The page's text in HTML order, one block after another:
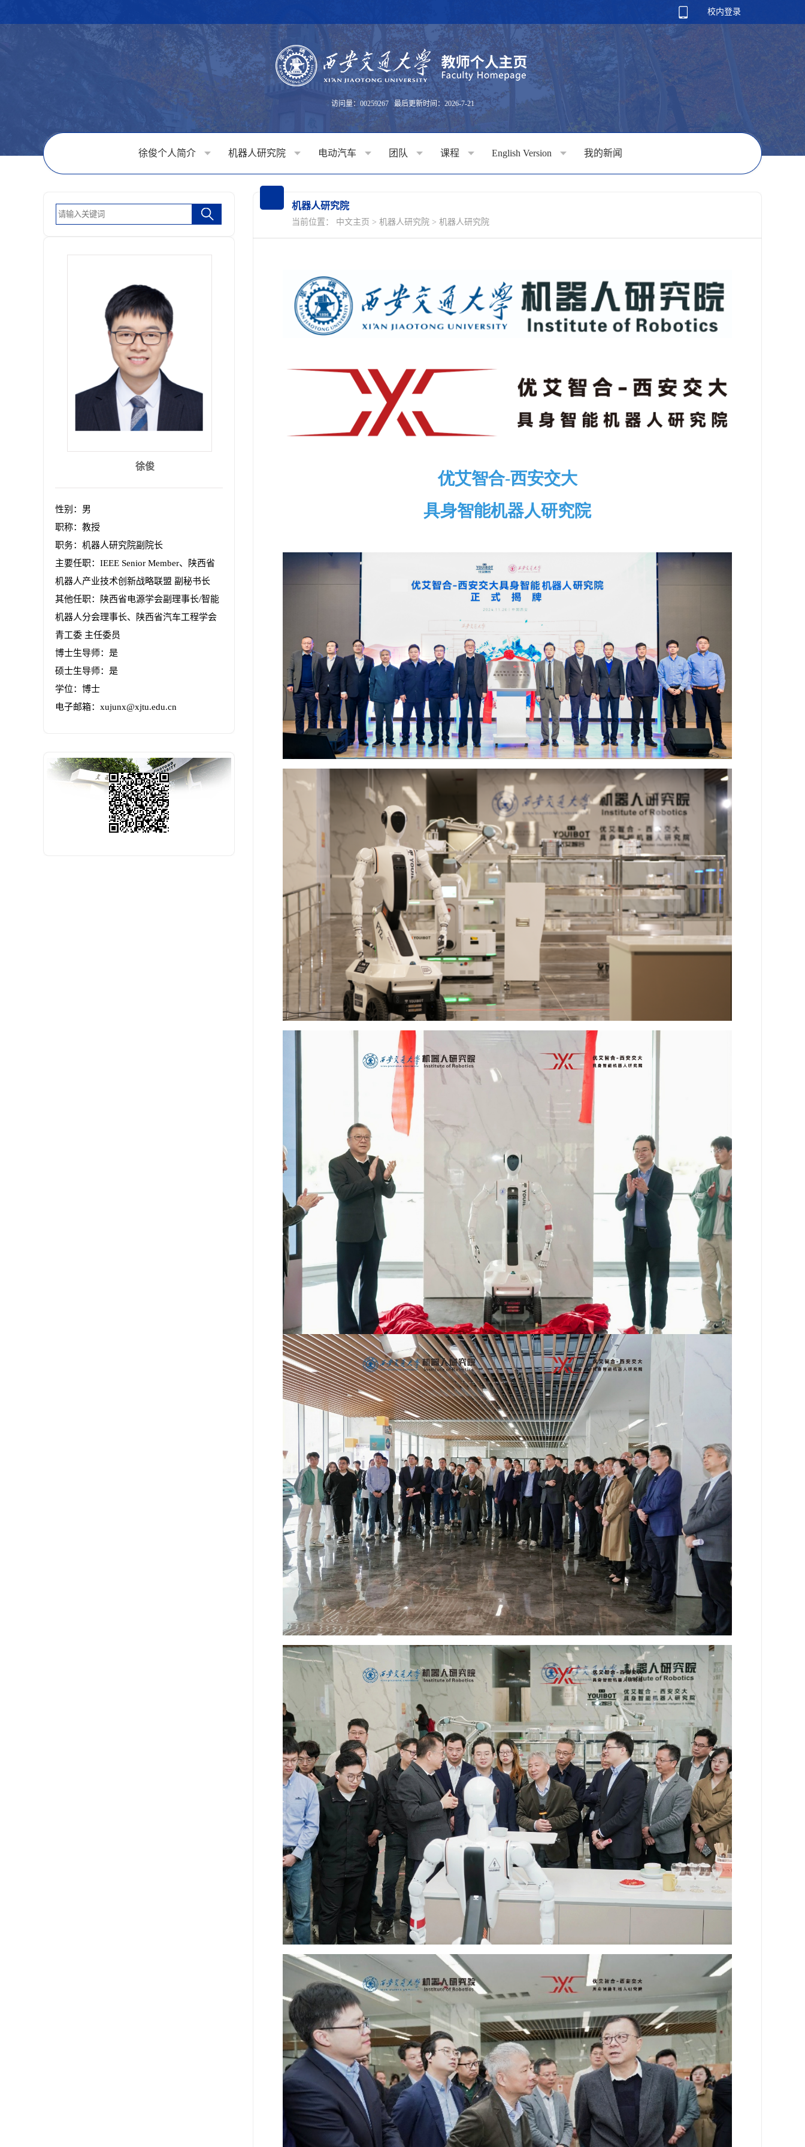
校内登录
访问量：00259267 最后更新时间： 2026-7-21
徐俊个人简介 机器人研究院 电动汽车 团队 课程 English Version 我的新闻
徐俊
性别：男
职称：教授
职务：机器人研究院副院长
主要任职：IEEE Senior Member、陕西省
机器人产业技术创新战略联盟 副秘书长
其他任职：陕西省电源学会副理事长/智能
机器人分会理事长、陕西省汽车工程学会
青工委 主任委员
博士生导师：是
硕士生导师：是
学位：博士
电子邮箱： xujunx@xjtu.edu.cn
机器人研究院
当前位置： 中文主页 > 机器人研究院 > 机器人研究院